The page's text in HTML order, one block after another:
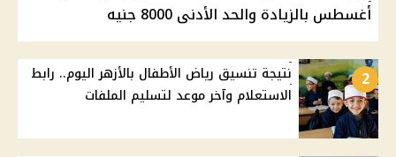
أغسطس بالزيادة والحد الأدنى 8000 جنيه
2
نتيجة تنسيق رياض الأطفال بالأزهر اليوم.. رابط
الاستعلام وآخر موعد لتسليم الملفات